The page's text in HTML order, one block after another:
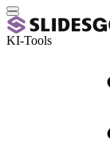
KI-Tools